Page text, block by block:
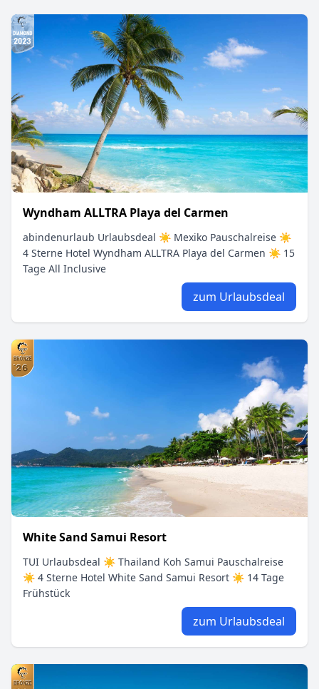
Wyndham ALLTRA Playa del Carmen
abindenurlaub Urlaubsdeal ☀ Mexiko Pauschalreise ☀
4 Sterne Hotel Wyndham ALLTRA Playa del Carmen ☀ 15
Tage All Inclusive
zum Urlaubsdeal
White Sand Samui Resort
TUI Urlaubsdeal ☀ Thailand Koh Samui Pauschalreise
☀ 4 Sterne Hotel White Sand Samui Resort ☀ 14 Tage
Frühstück
zum Urlaubsdeal